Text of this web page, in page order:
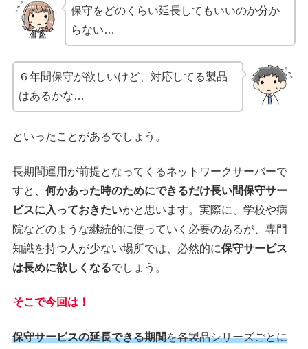
保守をどのくらい延長してもいいのか分か
らない…
６年間保守が欲しいけど、対応してる製品
はあるかな…
といったことがあるでしょう。
長期間運用が前提となってくるネットワークサーバーで
すと、何かあった時のためにできるだけ長い間保守サー
ビスに入っておきたいかと思います。実際に、学校や病
院などのような継続的に使っていく必要のあるが、専門
知識を持つ人が少ない場所では、必然的に保守サービス
は長めに欲しくなるでしょう。
そこで今回は！
保守サービスの延長できる期間を各製品シリーズごとに